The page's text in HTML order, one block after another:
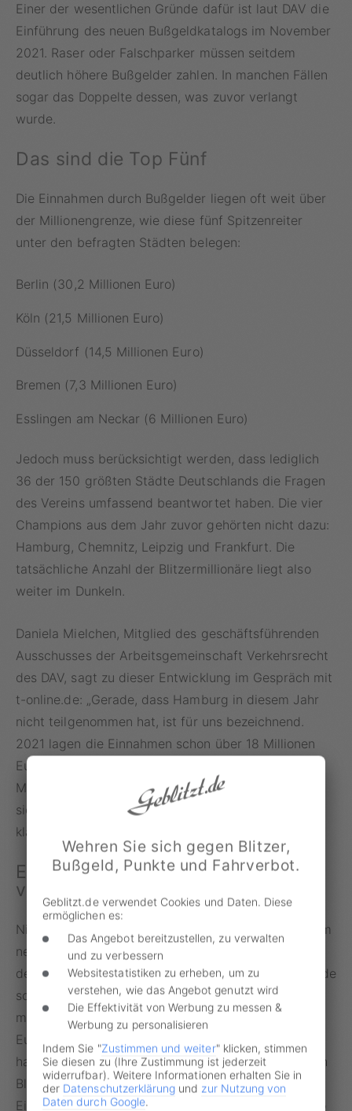
Einer der wesentlichen Gründe dafür ist laut DAV die
Einführung des neuen Bußgeldkatalogs im November
2021. Raser oder Falschparker müssen seitdem
deutlich höhere Bußgelder zahlen. In manchen Fällen
sogar das Doppelte dessen, was zuvor verlangt
wurde.
Das sind die Top Fünf
Die Einnahmen durch Bußgelder liegen oft weit über
der Millionengrenze, wie diese fünf Spitzenreiter
unter den befragten Städten belegen:
Berlin (30,2 Millionen Euro)
Köln (21,5 Millionen Euro)
Düsseldorf (14,5 Millionen Euro)
Bremen (7,3 Millionen Euro)
Esslingen am Neckar (6 Millionen Euro)
Jedoch muss berücksichtigt werden, dass lediglich
36 der 150 größten Städte Deutschlands die Fragen
des Vereins umfassend beantwortet haben. Die vier
Champions aus dem Jahr zuvor gehörten nicht dazu:
Hamburg, Chemnitz, Leipzig und Frankfurt. Die
tatsächliche Anzahl der Blitzermillionäre liegt also
weiter im Dunkeln.
Daniela Mielchen, Mitglied des geschäftsführenden
Ausschusses der Arbeitsgemeinschaft Verkehrsrecht
des DAV, sagt zu dieser Entwicklung im Gespräch mit
t-online.de: „Gerade, dass Hamburg in diesem Jahr
nicht teilgenommen hat, ist für uns bezeichnend.
2021 lagen die Einnahmen schon über 18 Millionen
Euro, laut Innenbehörde 2022 sogar bei fast 43,59
Millionen Euro – nur für zu schnelles Fahren.“ Sie ist
sich sicher: „Damit wäre Hamburg auch dieses Jahr
klarer Spitzenreiter gewesen.“
Einnahmen haben sich mehr als
verdoppelt
Nicht nur die 26 Blitzermillionäre profitieren von dem
neuen
Bußgeldkatalog. Die Blitzer-Einnahmen aller
deutschen Städte sind deutlich gestiegen. T-online.de
schreibt zu diesem Trend: „Im Mittel haben sie sich
mehr als verdoppelt – von insgesamt 58,2 Millionen
Euro auf 134,5 Millionen Euro.“ In einzelnen Städten
haben die Bußgeldstellen sogar das Vierfache durch
Blitzer eingenommen. So konnte die 100.000-
Einwohner-Stadt Moers 2021 nur etwa 331.000 Euro
Wehren Sie sich gegen Blitzer,
Bußgeld, Punkte und Fahrverbot.
Geblitzt.de verwendet Cookies und Daten. Diese
ermöglichen es:
Das Angebot bereitzustellen, zu verwalten
und zu verbessern
Websitestatistiken zu erheben, um zu
verstehen, wie das Angebot genutzt wird
Die Effektivität von Werbung zu messen &
Werbung zu personalisieren
Indem Sie "Zustimmen und weiter" klicken, stimmen
Sie diesen zu (Ihre Zustimmung ist jederzeit
widerrufbar). Weitere Informationen erhalten Sie in
der Datenschutzerklärung und zur Nutzung von
Daten durch Google.